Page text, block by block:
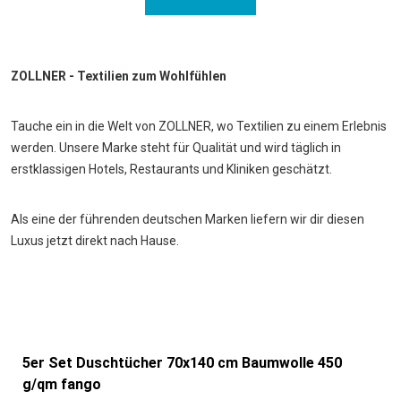
ZOLLNER - Textilien zum Wohlfühlen
Tauche ein in die Welt von ZOLLNER, wo Textilien zu einem Erlebnis
werden. Unsere Marke steht für Qualität und wird täglich in
erstklassigen Hotels, Restaurants und Kliniken geschätzt.
Als eine der führenden deutschen Marken liefern wir dir diesen
Luxus jetzt direkt nach Hause.
5er Set Duschtücher 70x140 cm Baumwolle 450
g/qm fango